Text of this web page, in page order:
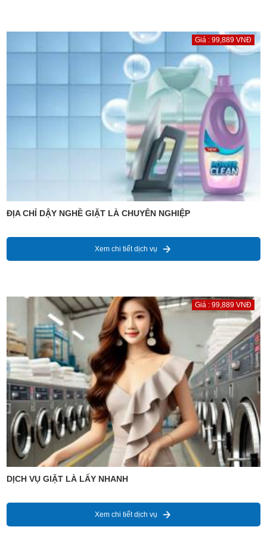
Giá : 99,889 VNĐ
ĐỊA CHỈ DẬY NGHỀ GIẶT LÀ CHUYÊN NGHIỆP
Xem chi tiết dịch vụ
Giá : 99,889 VNĐ
DỊCH VỤ GIẶT LÀ LẤY NHANH
Xem chi tiết dịch vụ